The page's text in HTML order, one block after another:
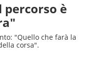
percorso è
"Quello che farà la
corsa".